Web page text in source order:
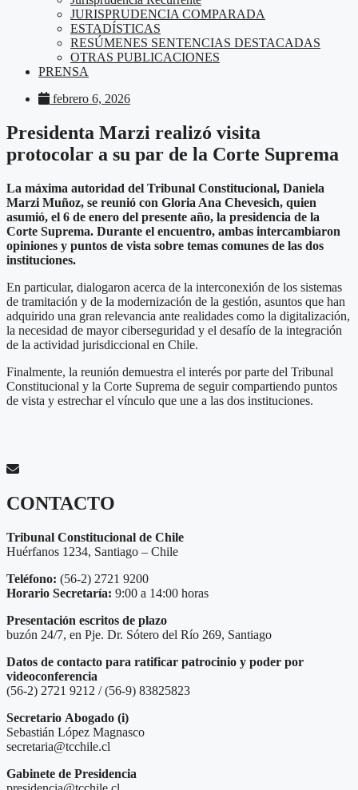
JURISPRUDENCIA COMPARADA
ESTADÍSTICAS
RESÚMENES SENTENCIAS DESTACADAS
OTRAS PUBLICACIONES
PRENSA
febrero 6, 2026
Presidenta Marzi realizó visita
protocolar a su par de la Corte Suprema
La máxima autoridad del Tribunal Constitucional, Daniela
Marzi Muñoz, se reunió con Gloria Ana Chevesich, quien
asumió, el 6 de enero del presente año, la presidencia de la
Corte Suprema. Durante el encuentro, ambas intercambiaron
opiniones y puntos de vista sobre temas comunes de las dos
instituciones.
En particular, dialogaron acerca de la interconexión de los sistemas
de tramitación y de la modernización de la gestión, asuntos que han
adquirido una gran relevancia ante realidades como la digitalización,
la necesidad de mayor ciberseguridad y el desafío de la integración
de la actividad jurisdiccional en Chile.
Finalmente, la reunión demuestra el interés por parte del Tribunal
Constitucional y la Corte Suprema de seguir compartiendo puntos
de vista y estrechar el vínculo que une a las dos instituciones.
CONTACTO
Tribunal Constitucional de Chile
Huérfanos 1234, Santiago – Chile
Teléfono: (56-2) 2721 9200
Horario Secretaría: 9:00 a 14:00 horas
Presentación escritos de plazo
buzón 24/7, en Pje. Dr. Sótero del Río 269, Santiago
Datos de contacto para ratificar patrocinio y poder por
videoconferencia
(56-2) 2721 9212 / (56-9) 83825823
Secretario Abogado (i)
Sebastián López Magnasco
secretaria@tcchile.cl
Gabinete de Presidencia